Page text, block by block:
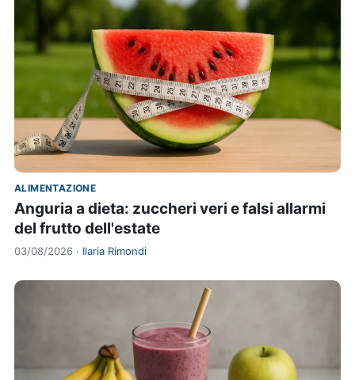
ALIMENTAZIONE
Anguria a dieta: zuccheri veri e falsi allarmi
del frutto dell'estate
03/08/2026 · Ilaria Rimondi